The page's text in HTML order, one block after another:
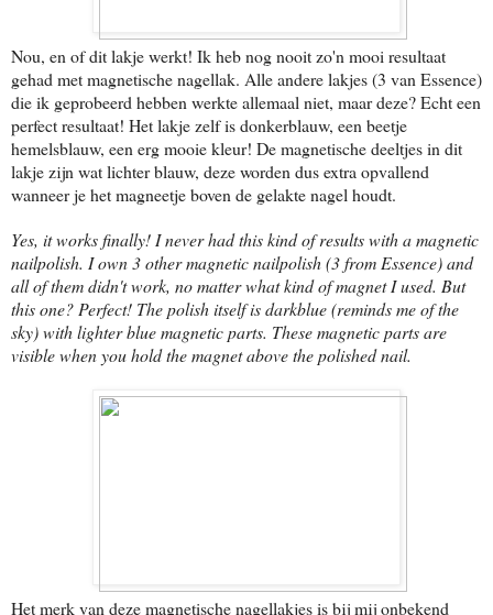
Nou, en of dit lakje werkt! Ik heb nog nooit zo'n mooi resultaat
gehad met magnetische nagellak. Alle andere lakjes (3 van Essence)
die ik geprobeerd hebben werkte allemaal niet, maar deze? Echt een
perfect resultaat! Het lakje zelf is donkerblauw, een beetje
hemelsblauw, een erg mooie kleur! De magnetische deeltjes in dit
lakje zijn wat lichter blauw, deze worden dus extra opvallend
wanneer je het magneetje boven de gelakte nagel houdt.
Yes, it works finally! I never had this kind of results with a magnetic
nailpolish. I own 3 other magnetic nailpolish (3 from Essence) and
all of them didn't work, no matter what kind of magnet I used. But
this one? Perfect! The polish itself is darkblue (reminds me of the
sky) with lighter blue magnetic parts. These magnetic parts are
visible when you hold the magnet above the polished nail.
Het merk van deze magnetische nagellakjes is bij mij onbekend